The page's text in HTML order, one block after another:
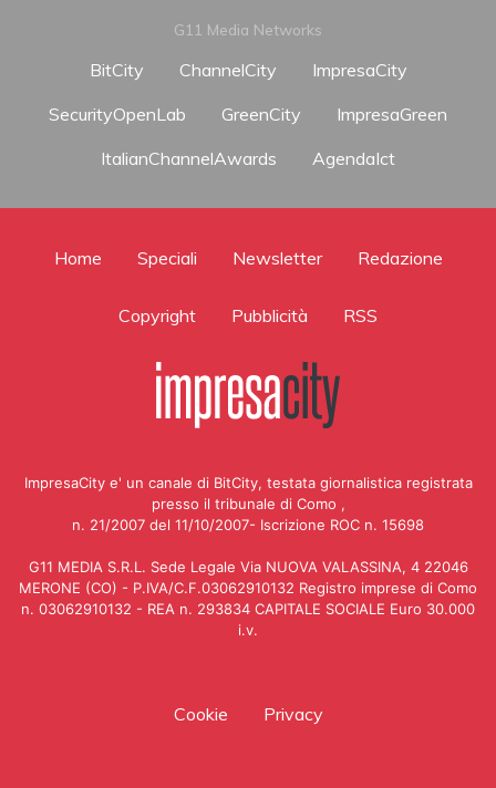
G11 Media Networks
BitCity ChannelCity
ImpresaCity
SecurityOpenLab
GreenCity
ImpresaGreen
ItalianChannelAwards
AgendaIct
Home Speciali Newsletter Redazione
Copyright Pubblicità RSS
ImpresaCity e' un canale di BitCity, testata giornalistica registrata
presso il tribunale di Como ,
n. 21/2007 del 11/10/2007- Iscrizione ROC n. 15698
G11 MEDIA S.R.L. Sede Legale Via NUOVA VALASSINA, 4 22046
MERONE (CO) - P.IVA/C.F.03062910132 Registro imprese di Como
n. 03062910132 - REA n. 293834 CAPITALE SOCIALE Euro 30.000
i.v.
Cookie Privacy